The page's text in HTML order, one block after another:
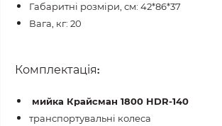
Габаритні розміри, см: 42*86*37
Вага, кг: 20
Комплектація:
мийка Крайсман 1800 HDR-140
транспортувальні колеса